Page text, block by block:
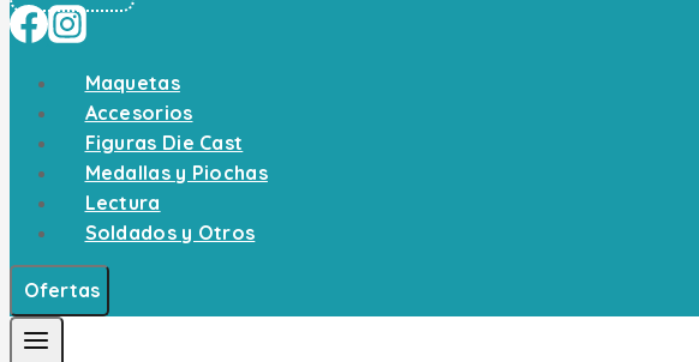
Maquetas
Accesorios
Figuras Die Cast
Medallas y Piochas
Lectura
Soldados y Otros
Ofertas